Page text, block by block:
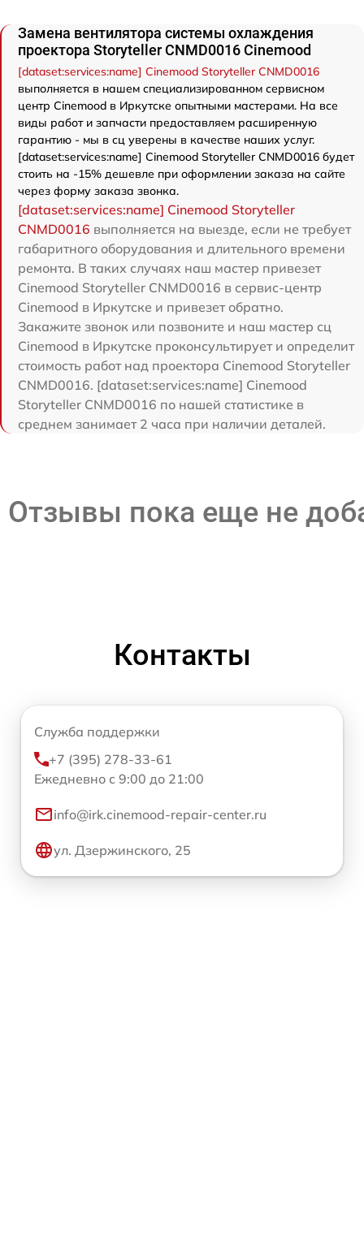
Замена вентилятора системы охлаждения
проектора Storyteller CNMD0016 Cinemood
[dataset:services:name] Cinemood Storyteller CNMD0016
выполняется в нашем специализированном сервисном
центр Cinemood в Иркутске опытными мастерами. На все
виды работ и запчасти предоставляем расширенную
гарантию - мы в сц уверены в качестве наших услуг.
[dataset:services:name] Cinemood Storyteller CNMD0016 будет
стоить на -15% дешевле при оформлении заказа на сайте
через форму заказа звонка.
[dataset:services:name] Cinemood Storyteller
CNMD0016 выполняется на выезде, если не требует
габаритного оборудования и длительного времени
ремонта. В таких случаях наш мастер привезет
Cinemood Storyteller CNMD0016 в сервис-центр
Cinemood в Иркутске и привезет обратно.
Закажите звонок или позвоните и наш мастер сц
Cinemood в Иркутске проконсультирует и определит
стоимость работ над проектора Cinemood Storyteller
CNMD0016. [dataset:services:name] Cinemood
Storyteller CNMD0016 по нашей статистике в
среднем занимает 2 часа при наличии деталей.
Отзывы пока еще не
Контакты
Служба поддержки
+7 (395) 278-33-61
Ежедневно с 9:00 до 21:00
info@irk.cinemood-repair-center.ru
ул. Дзержинского, 25